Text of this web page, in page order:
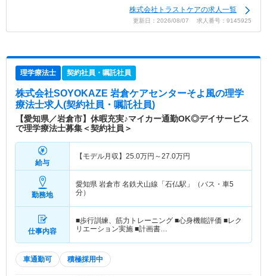
株式会社トラストケアの求人一覧
更新日：2026/08/07 求人番号：9145925
理学療法士 契約社員・嘱託社員
株式会社SOYOKAZE 岩倉ケアセンターそよ風の理学
療法士求人(契約社員・嘱託社員)
【愛知県／岩倉市】休暇充実♪マイカー通勤OK◎デイサービス
で理学療法士募集＜契約社員＞
給与
【モデル月収】 25.0万円～27.0万円
勤務地
愛知県 岩倉市 名鉄犬山線「石仏駅」（バス・車5
分）
仕事内容
■歩行訓練、筋力トレーニング ■心身機能評価 ■レク
リエーション実施 ■計画書…
車通勤可 積極採用中